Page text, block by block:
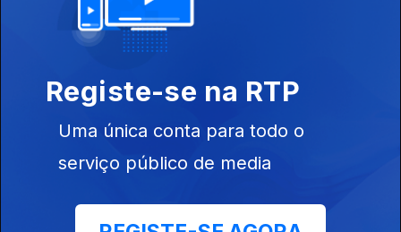
Registe-se na RTP
Uma única conta para todo o
serviço público de media